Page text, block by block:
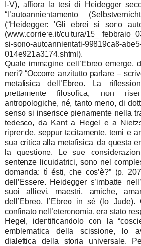
I-V), affiora la tesi di Heidegger
“l’autoannientamento
(“Heidegger: ‛Gli ebrei si sono
(www.corriere.it/cultura/15_
si-sono-autoannientati-99819ca8-
014e921a3174.shtml).
Quale immagine dell’Ebreo emerge,
neri? “Occorre anzitutto parlare –
metafisica dell’Ebreo. La
prettamente filosofica; non
antropologiche, né, tanto meno, di
senso si inserisce pienamente nella
tedesco, da Kant a Hegel e a
riprende, seppur tacitamente, temi e
sua critica alla metafisica, da questa
la questione. Le sue
sentenze liquidatrici, sono nel
domanda: tì ésti, che cos’è?” (p.
dell’Essere, Heidegger s’imbatte
suoi allievi, maestri, amiche,
dell’Ebreo, l’Ebreo in sé (lo Jude).
confinato nell’eteronomia, era stato
Hegel, identificandolo con la
emblematica della scissione, lo
dialettica della storia universale.